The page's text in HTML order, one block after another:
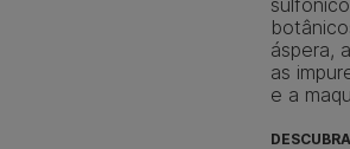
áspera,
as
e a
DESCUBRA